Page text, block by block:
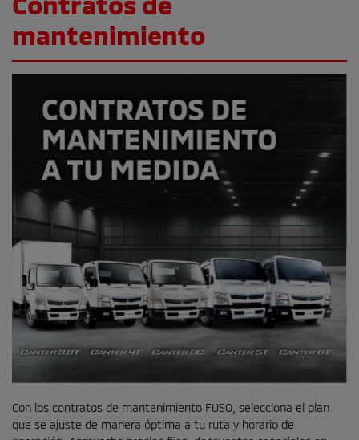
mantenimiento
Con los contratos de mantenimiento FUSO, selecciona el plan
que se ajuste de manera óptima a tu ruta y horario de